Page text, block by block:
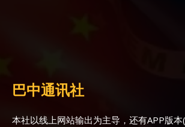
巴中通讯社
本社以线上网站输出为主导，还有APP版